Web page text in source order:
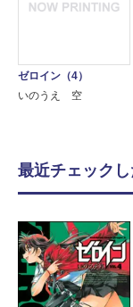
ゼロイン（4）
いのうえ 空
最近チェック